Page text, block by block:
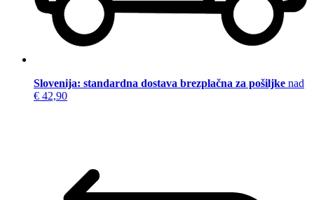
Slovenija: standardna dostava brezplačna za pošiljke nad
€ 42,90